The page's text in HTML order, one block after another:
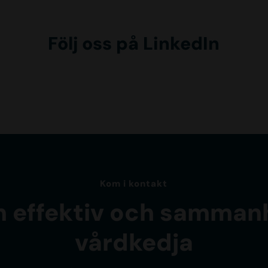
Följ oss på LinkedIn
Kom i kontakt
effektiv och
vårdkedja